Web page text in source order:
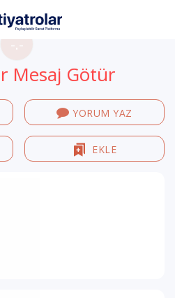
-.-
Mesaj Götür
YORUM YAZ
EKLE